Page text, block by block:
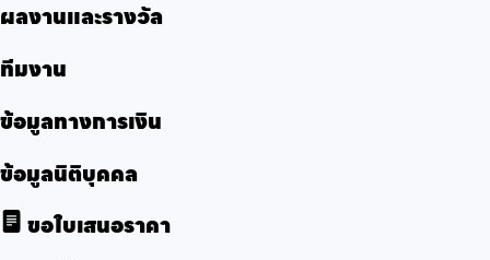
ผลงานและรางวัล
ทีมงาน
ข้อมูลทางการเงิน
ข้อมูลนิติบุคคล
ขอใบเสนอราคา